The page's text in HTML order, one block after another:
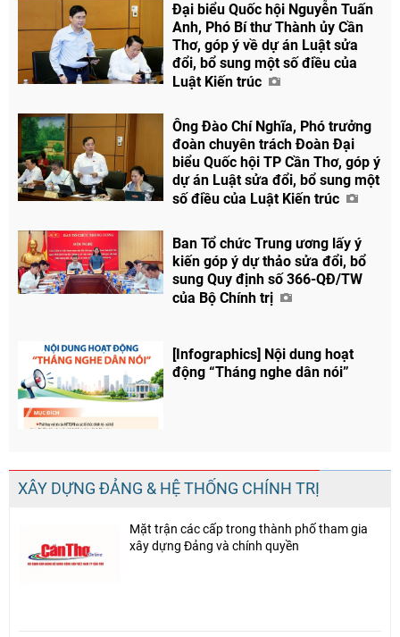
Đại biểu Quốc hội Nguyễn Tuấn
Anh, Phó Bí thư Thành ủy Cần
Thơ, góp ý về dự án Luật sửa
đổi, bổ sung một số điều của
Luật Kiến trúc
Ông Đào Chí Nghĩa, Phó trưởng
đoàn chuyên trách Đoàn Đại
biểu Quốc hội TP Cần Thơ, góp ý
dự án Luật sửa đổi, bổ sung một
số điều của Luật Kiến trúc
Ban Tổ chức Trung ương lấy ý
kiến góp ý dự thảo sửa đổi, bổ
sung Quy định số 366-QĐ/TW
của Bộ Chính trị
[Infographics] Nội dung hoạt
động “Tháng nghe dân nói”
XÂY DỰNG ĐẢNG & HỆ THỐNG CHÍNH TRỊ
Mặt trận các cấp trong thành phố tham gia
xây dựng Đảng và chính quyền